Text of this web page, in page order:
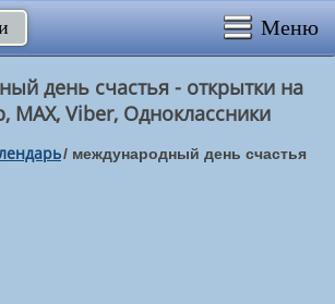
Меню
день счастья - открытки на
MAX, Viber, Одноклассники
/ международный день счастья